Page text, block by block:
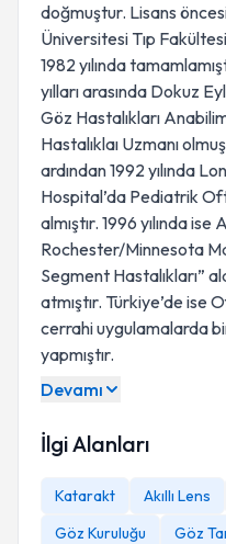
doğmuştur. Lisans
Üniversitesi Tıp
1982 yılında
yılları arasında Dokuz
Göz Hastalıkları
Hastalıklaı Uzmanı
ardından 1992 yılında
Hospital’da Pediatrik
almıştır. 1996 yılında
Rochester/Minnesota
Segment Hastalıkları”
atmıştır. Türkiye’de ise
cerrahi uygulamalarda
yapmıştır.
Devamı
İlgi Alanları
Katarakt Akıllı Lens
Göz Kuruluğu
Göz